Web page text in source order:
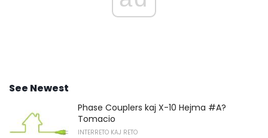
See Newest
Phase Couplers kaj X-10 Hejma #A?
Tomacio
INTERRETO KAJ RETO